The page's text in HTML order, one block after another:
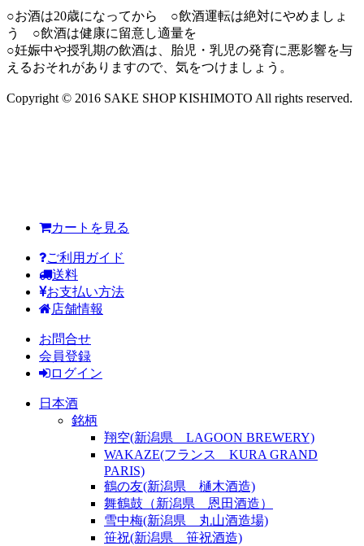
○お酒は20歳になってから ○飲酒運転は絶対にやめましょ
う ○飲酒は健康に留意し適量を
○妊娠中や授乳期の飲酒は、胎児・乳児の発育に悪影響を与
えるおそれがありますので、気をつけましょう。
Copyright © 2016 SAKE SHOP KISHIMOTO All rights reserved.
カートを見る
ご利用ガイド
送料
お支払い方法
店舗情報
お問合せ
会員登録
ログイン
日本酒
銘柄
翔空(新潟県 LAGOON BREWERY)
WAKAZE(フランス KURA GRAND
PARIS)
鶴の友(新潟県 樋木酒造)
舞鶴鼓（新潟県 恩田酒造）
雪中梅(新潟県 丸山酒造場)
笹祝(新潟県 笹祝酒造)